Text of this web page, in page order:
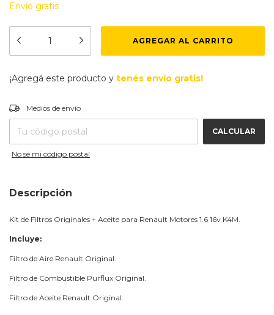
Envío gratis
¡Agregá este producto y tenés envío gratis!
Entregas para el CP:
Medios de envío
CALCULAR
No sé mi código postal
Descripción
Kit de Filtros Originales + Aceite para Renault Motores 1.6 16v K4M.
Incluye:
Filtro de Aire Renault Original.
Filtro de Combustible Purflux Original.
Filtro de Aceite Renault Original.